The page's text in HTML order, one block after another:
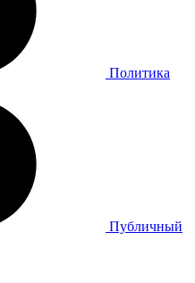
Политика
Публичный